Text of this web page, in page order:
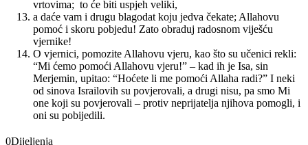
vrtovima; to će biti uspjeh veliki,
a daće vam i drugu blagodat koju jedva čekate; Allahovu
pomoć i skoru pobjedu! Zato obraduj radosnom viješću
vjernike!
O vjernici, pomozite Allahovu vjeru, kao što su učenici rekli:
“Mi ćemo pomoći Allahovu vjeru!” – kad ih je Isa, sin
Merjemin, upitao: “Hoćete li me pomoći Allaha radi?” I neki
od sinova Israilovih su povjerovali, a drugi nisu, pa smo Mi
one koji su povjerovali – protiv neprijatelja njihova pomogli, i
oni su pobijedili.
0Dijeljenja